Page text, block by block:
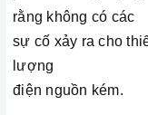
rằng không có các
sự cố xảy ra cho
lượng
điện nguồn kém.